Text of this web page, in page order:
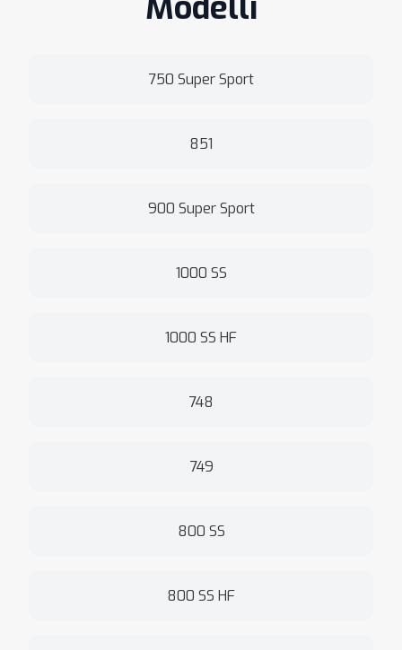
750 Super Sport
851
900 Super Sport
1000 SS
1000 SS HF
748
749
800 SS
800 SS HF